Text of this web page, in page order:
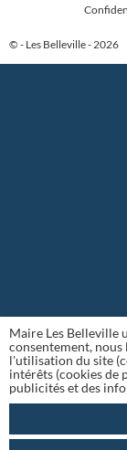
© - Les Belleville - 2026
Maire Les Belleville
consentement,
l'utilisation du site
intérêts (cookies de
publicités et des